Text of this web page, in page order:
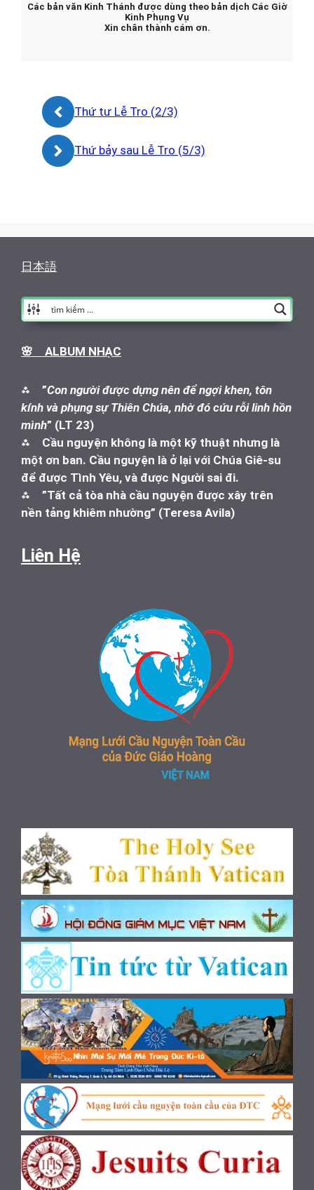
Các bản văn Kinh Thánh được dùng theo bản dịch Các Giờ
Kinh Phụng Vụ
Xin chân thành cám ơn.
Thứ tư Lễ Tro (2/3)
Thứ bảy sau Lễ Tro (5/3)
日本語
🌸 ALBUM NHẠC
⁂ ”Con người được dựng nên để ngợi khen, tôn
kính và phụng sự Thiên Chúa, nhờ đó cứu rỗi linh hồn
mình” (LT 23)
⁂ Cầu nguyện không là một kỹ thuật nhưng là
một ơn ban. Cầu nguyện là ở lại với Chúa Giê-su
để được Tình Yêu, và được Người sai đi.
⁂ ”Tất cả tòa nhà cầu nguyện được xây trên
nền tảng khiêm nhường” (Teresa Avila)
Liên Hệ